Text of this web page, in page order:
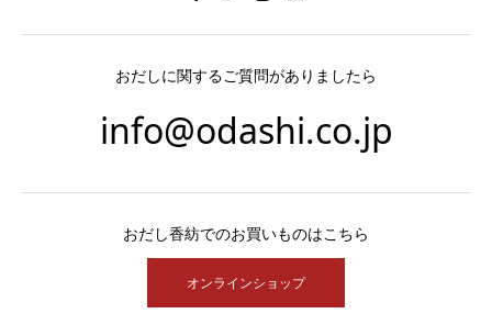
おだしに関するご質問がありましたら
info@odashi.co.jp
おだし香紡でのお買いものはこちら
オンラインショップ